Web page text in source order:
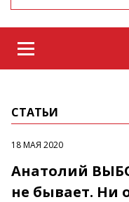
СТАТЬИ
18 МАЯ 2020
Анатолий
не бывает. Ни